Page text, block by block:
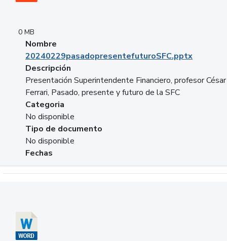
0 MB
Nombre
20240229pasadopresentefuturoSFC.pptx
Descripción
Presentación Superintendente Financiero, profesor César
Ferrari, Pasado, presente y futuro de la SFC
Categoria
No disponible
Tipo de documento
No disponible
Fechas